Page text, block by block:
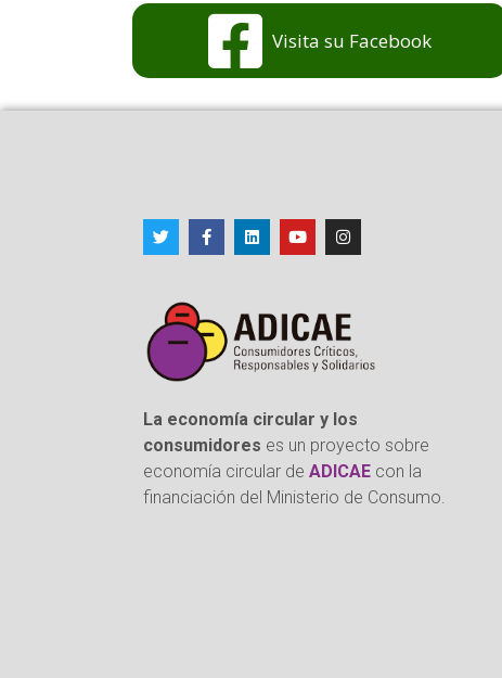
Visita su Facebook
La economía circular y los
consumidores es un proyecto sobre
economía circular de ADICAE con la
financiación del Ministerio de Consumo.